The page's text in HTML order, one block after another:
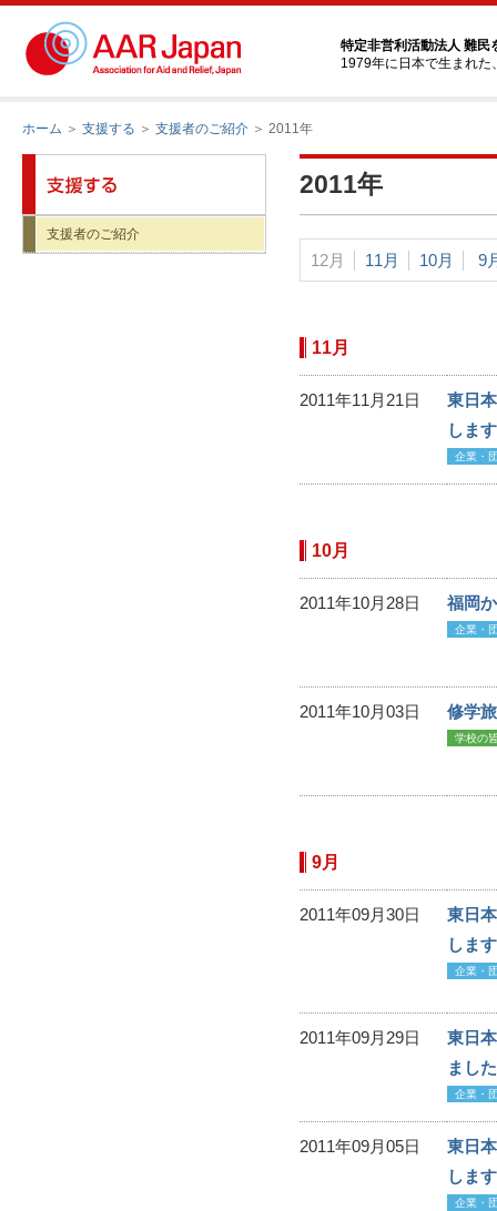
特定非営利活動法人 難民
1979年に日本で生まれた
ホーム ＞ 支援する ＞ 支援者のご紹介 ＞ 2011年
支援者のご紹介
2011年
12月 11月 10月 9
11月
2011年11月21日
東日
します
企業・
10月
2011年10月28日 福岡
企業・
2011年10月03日 修学
学校の
9月
2011年09月30日
東日
します
企業・
2011年09月29日
東日
ました
企業・
2011年09月05日
東日
します
企業・